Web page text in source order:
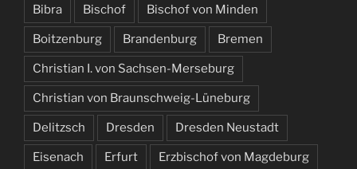
Bibra Bischof Bischof von Minden
Boitzenburg Brandenburg Bremen
Christian I. von Sachsen-Merseburg
Christian von Braunschweig-Lüneburg
Delitzsch Dresden Dresden Neustadt
Eisenach Erfurt Erzbischof von Magdeburg